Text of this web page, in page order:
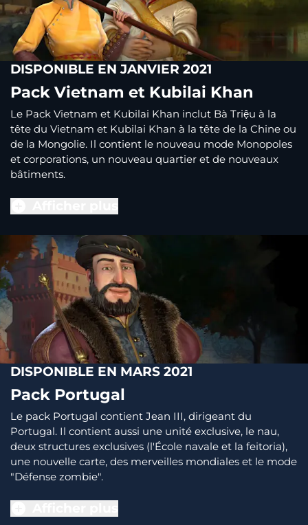
DISPONIBLE EN JANVIER 2021
Pack Vietnam et Kubilai Khan
Le Pack Vietnam et Kubilai Khan inclut Bà Triệu à la
tête du Vietnam et Kubilai Khan à la tête de la Chine ou
de la Mongolie. Il contient le nouveau mode Monopoles
et corporations, un nouveau quartier et de nouveaux
bâtiments.
DISPONIBLE EN MARS 2021
Pack Portugal
Le pack Portugal contient Jean III, dirigeant du
Portugal. Il contient aussi une unité exclusive, le nau,
deux structures exclusives (l'École navale et la feitoria),
une nouvelle carte, des merveilles mondiales et le mode
"Défense zombie".